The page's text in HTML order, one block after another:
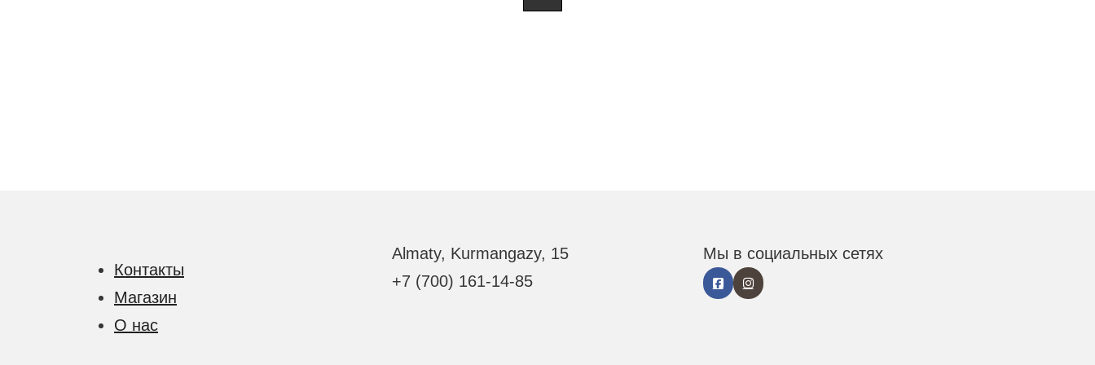
Контакты
Магазин
О нас
Almaty, Kurmangazy, 15
+7 (700) 161-14-85
Мы в социальных сетях